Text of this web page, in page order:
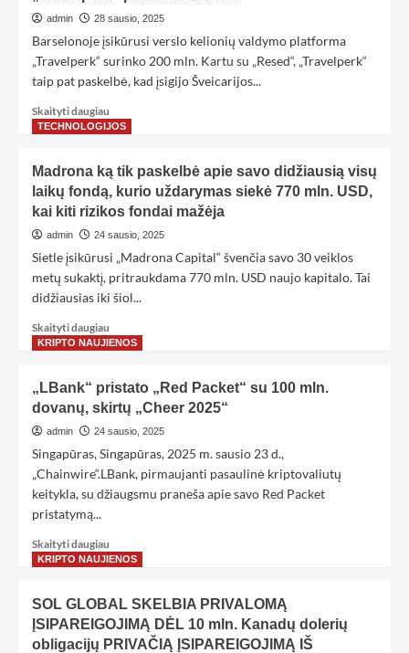
admin 28 sausio, 2025
Barselonoje įsikūrusi verslo kelionių valdymo platforma
„Travelperk“ surinko 200 mln. Kartu su „Resed“, „Travelperk“
taip pat paskelbė, kad įsigijo Šveicarijos...
Skaityti daugiau
TECHNOLOGIJOS
Madrona ką tik paskelbė apie savo didžiausią visų
laikų fondą, kurio uždarymas siekė 770 mln. USD,
kai kiti rizikos fondai mažėja
admin 24 sausio, 2025
Sietle įsikūrusi „Madrona Capital“ švenčia savo 30 veiklos
metų sukaktį, pritraukdama 770 mln. USD naujo kapitalo. Tai
didžiausias iki šiol...
Skaityti daugiau
KRIPTO NAUJIENOS
„LBank“ pristato „Red Packet“ su 100 mln.
dovanų, skirtų „Cheer 2025“
admin 24 sausio, 2025
Singapūras, Singapūras, 2025 m. sausio 23 d.,
„Chainwire“.LBank, pirmaujanti pasaulinė kriptovaliutų
keitykla, su džiaugsmu praneša apie savo Red Packet
pristatymą...
Skaityti daugiau
KRIPTO NAUJIENOS
SOL GLOBAL SKELBIA PRIVALOMĄ
ĮSIPAREIGOJIMĄ DĖL 10 mln. Kanadų dolerių
obligacijų PRIVAČIĄ ĮSIPAREIGOJIMĄ IŠ